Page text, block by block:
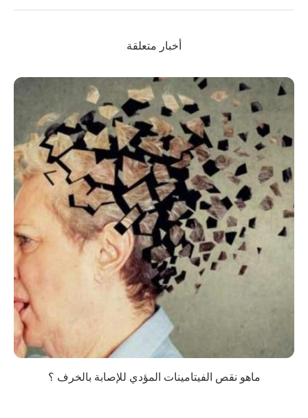
أخبار متعلقة
ماهو نقص الفيتامينات المؤدي للإصابة بالخرف ؟